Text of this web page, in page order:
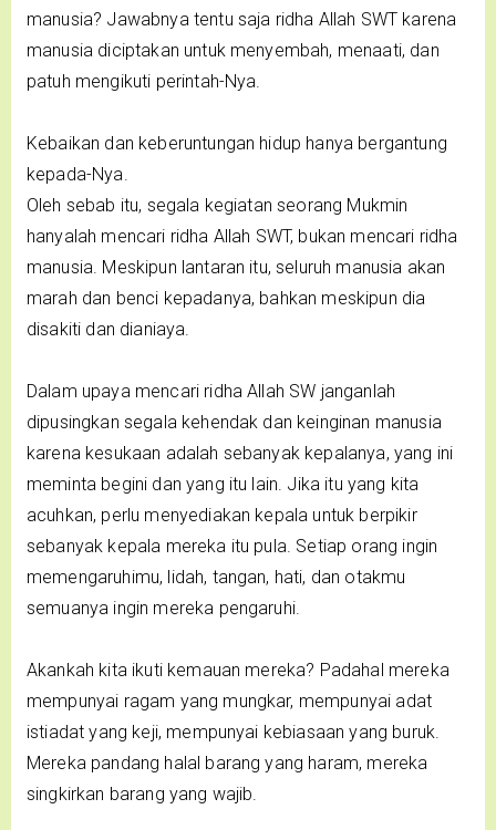
manusia? Jawabnya tentu saja ridha Allah SWT karena
manusia diciptakan untuk menyembah, menaati, dan
patuh mengikuti perintah-Nya.
Kebaikan dan keberuntungan hidup hanya bergantung
kepada-Nya.
Oleh sebab itu, segala kegiatan seorang Mukmin
hanyalah mencari ridha Allah SWT, bukan mencari ridha
manusia. Meskipun lantaran itu, seluruh manusia akan
marah dan benci kepadanya, bahkan meskipun dia
disakiti dan dianiaya.
Dalam upaya mencari ridha Allah SW janganlah
dipusingkan segala kehendak dan keinginan manusia
karena kesukaan adalah sebanyak kepalanya, yang ini
meminta begini dan yang itu lain. Jika itu yang kita
acuhkan, perlu menyediakan kepala untuk berpikir
sebanyak kepala mereka itu pula. Setiap orang ingin
memengaruhimu, lidah, tangan, hati, dan otakmu
semuanya ingin mereka pengaruhi.
Akankah kita ikuti kemauan mereka? Padahal mereka
mempunyai ragam yang mungkar, mempunyai adat
istiadat yang keji, mempunyai kebiasaan yang buruk.
Mereka pandang halal barang yang haram, mereka
singkirkan barang yang wajib.